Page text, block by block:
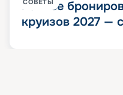
СОВЕТЫ
Раннее
круизов 2027 —